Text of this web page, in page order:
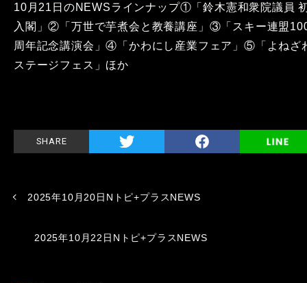
10月21日のNEWSラインナップ①「鈴木憲和衆院議員
入閣」②「万世で芋煮会と教養講座」③「スキー連盟
周年記念講演会」④「かわにし産業フェア」⑤「よねざ
ステージフェス」ほか
SHARE
2025年10月20日Nトピ+プラスNEWS
2025年10月22日Nトピ+プラスNEWS